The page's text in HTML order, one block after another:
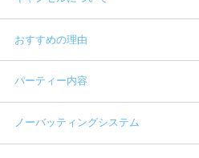
おすすめの理由
パーティー内容
ノーバッティングシステム